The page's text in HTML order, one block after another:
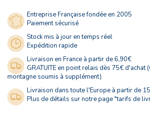
Entreprise Française fondée en 2005
Paiement sécurisé
Stock mis à jour en temps réel
Expédition rapide
Livraison en France à partir de 6,90€
GRATUITE en point relais dès 75€ d'achat
montagne soumis à supplément)
Livraison dans toute l'Europe à partir de
Plus de détails sur notre page "tarifs de